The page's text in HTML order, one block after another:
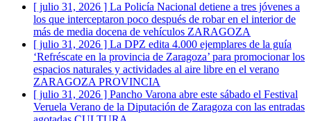
[ julio 31, 2026 ] La Policía Nacional detiene a tres jóvenes a
los que interceptaron poco después de robar en el interior de
más de media docena de vehículos ZARAGOZA
[ julio 31, 2026 ] La DPZ edita 4.000 ejemplares de la guía
‘Refréscate en la provincia de Zaragoza’ para promocionar los
espacios naturales y actividades al aire libre en el verano
ZARAGOZA PROVINCIA
[ julio 31, 2026 ] Pancho Varona abre este sábado el Festival
Veruela Verano de la Diputación de Zaragoza con las entradas